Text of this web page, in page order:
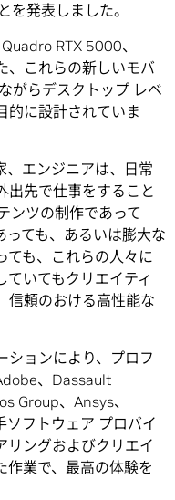
を発表しました。
RTX 5000、
、これらの新しいモバ
がらデスクトップ レベ
的に設計されていま
、エンジニアは、日常
出先で仕事をすること
ンツの制作であって
ても、あるいは膨大な
ても、これらの人々に
ていてもクリエイティ
信頼のおける高性能な
ションにより、プロフ
、Dassault
Group、Ansys、
フトウェア プロバイ
リングおよびクリエイ
作業で、最高の体験を